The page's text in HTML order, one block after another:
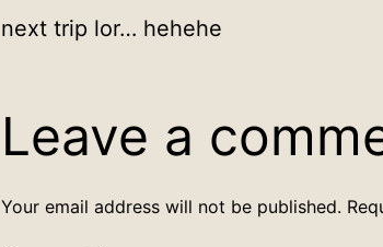
next trip lor… hehehe
Leave a
Your email address will not be published.